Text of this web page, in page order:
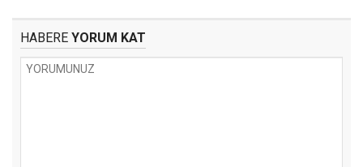
HABERE YORUM KAT